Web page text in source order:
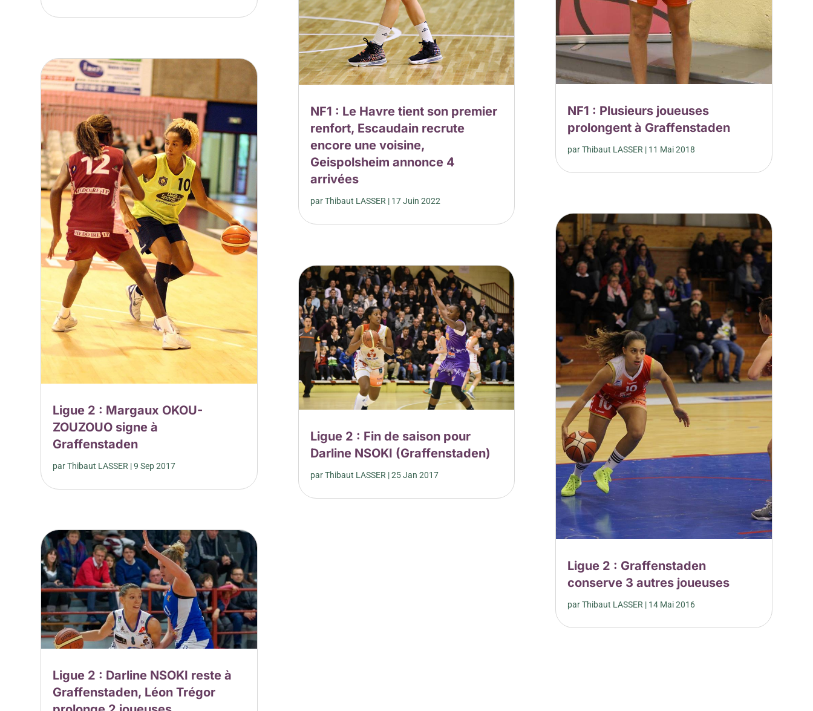
Ligue 2 : Margaux OKOU-
ZOUZOUO signe à
Graffenstaden
parThibaut LASSER |9 Sep 2017
Ligue 2 : Darline NSOKI reste à
Graffenstaden, Léon Trégor
NF1 : Le Havre tient son premier
renfort, Escaudain recrute
encore une voisine,
Geispolsheim annonce 4
arrivées
parThibaut LASSER | 17 Juin 2022
Ligue 2 : Fin de saison pour
Darline NSOKI (Graffenstaden)
parThibaut LASSER|25 Jan 2017
NF1 : Plusieurs joueuses
prolongent à Graffenstaden
parThibaut LASSER | 11 Mai 2018
Ligue 2 : Graffenstaden
conserve 3 autres joueuses
parThibaut LASSER | 14 Mai 2016